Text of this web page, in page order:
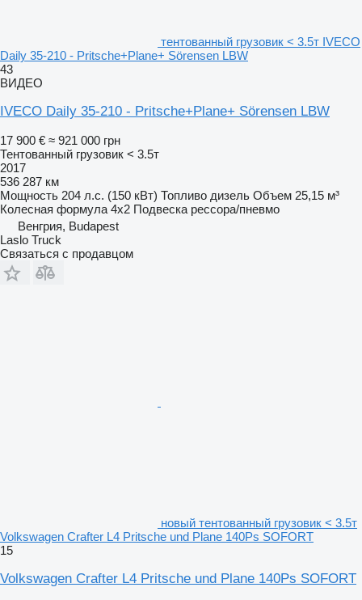
тентованный грузовик < 3.5т IVECO
Daily 35-210 - Pritsche+Plane+ Sörensen LBW
43
ВИДЕО
IVECO Daily 35-210 - Pritsche+Plane+ Sörensen LBW
17 900 € ≈ 921 000 грн
Тентованный грузовик < 3.5т
2017
536 287 км
Мощность 204 л.с. (150 кВт) Топливо дизель Объем 25,15 м³
Колесная формула 4x2 Подвеска рессора/пневмо
Венгрия, Budapest
Laslo Truck
Связаться с продавцом
новый тентованный грузовик < 3.5т
Volkswagen Crafter L4 Pritsche und Plane 140Ps SOFORT
15
Volkswagen Crafter L4 Pritsche und Plane 140Ps SOFORT